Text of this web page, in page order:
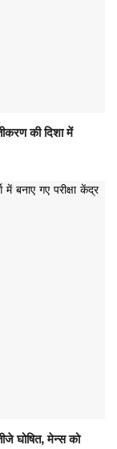
की दिशा में
घोषित, मेन्स को